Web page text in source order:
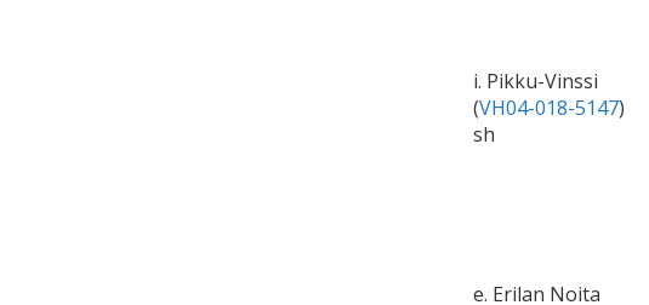
i. Pikku-Vinssi
(VH04-018-5147)
sh
e. Erilan Noita